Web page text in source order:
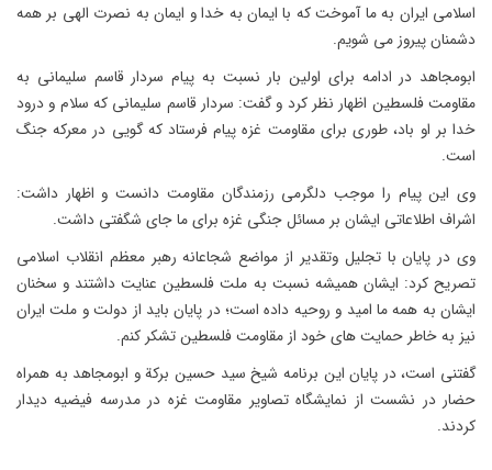
اسلامی ایران به ما آموخت که با ایمان به خدا و ایمان به نصرت الهی بر همه
دشمنان پیروز می شویم.
ابومجاهد در ادامه برای اولین بار نسبت به پیام سردار قاسم سلیمانی به
مقاومت فلسطین اظهار نظر کرد و گفت: سردار قاسم سلیمانی که سلام و درود
خدا بر او باد، طوری برای مقاومت غزه پیام فرستاد که گویی در معرکه جنگ
است.
وی این پیام را موجب دلگرمی رزمندگان مقاومت دانست و اظهار داشت:
اشراف اطلاعاتی ایشان بر مسائل جنگی غزه برای ما جای شگفتی داشت.
وی در پایان با تجلیل وتقدیر از مواضع شجاعانه رهبر معظم انقلاب اسلامی
تصریح کرد: ایشان همیشه نسبت به ملت فلسطین عنایت داشتند و سخنان
ایشان به همه ما امید و روحیه داده است؛ در پایان باید از دولت و ملت ایران
نیز به خاطر حمایت های خود از مقاومت فلسطین تشکر کنم.
گفتنی است، در پایان این برنامه شیخ سید حسین برکة و ابومجاهد به همراه
حضار در نشست از نمایشگاه تصاویر مقاومت غزه در مدرسه فیضیه دیدار
کردند.